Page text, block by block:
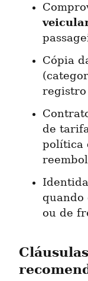
Cópia
registro
de
política
quando
ou de